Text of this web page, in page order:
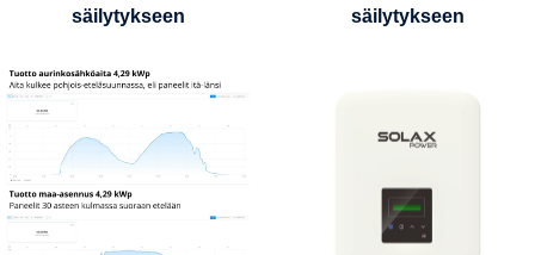
säilytykseen
säilytykseen